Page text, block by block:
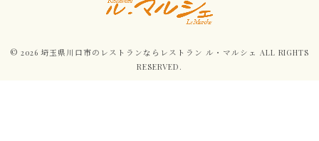
© 2026 埼玉県川口市のレストランならレストラン ル・マルシェ ALL RIGHTS
RESERVED.